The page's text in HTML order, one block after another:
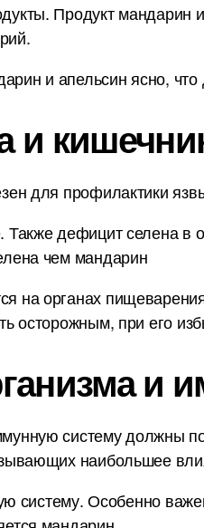
Продукт мандарин
и апельсин ясно,
и
для профилактики
дефицит селена в
чем мандарин
на органах
при его
и
систему должны
наибольшее
систему. Особенно